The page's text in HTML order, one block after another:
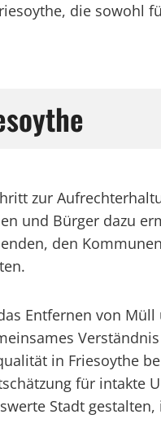
die sowohl
zur
und Bürger dazu
den
Entfernen von
in Friesoythe
für intakte
Stadt